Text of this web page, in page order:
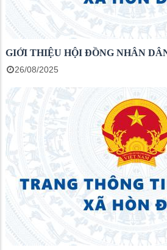
GIỚI THIỆU HỘI ĐỒNG NHÂN
26/08/2025